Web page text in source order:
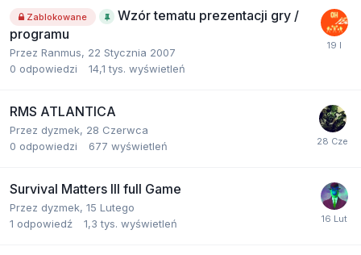
Zablokowane
Wzór tematu prezentacji gry /
programu
Przez Ranmus, 22 Stycznia 2007
0 odpowiedzi 14,1 tys. wyświetleń
RMS ATLANTICA
Przez dyzmek, 28 Czerwca
0 odpowiedzi 677 wyświetleń
Survival Matters III full Game
Przez dyzmek, 15 Lutego
1 odpowiedź 1,3 tys. wyświetleń